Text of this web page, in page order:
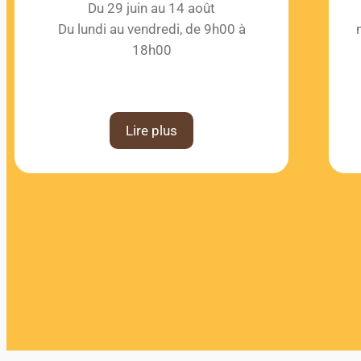
Du 29 juin au 14 août
Du lundi au vendredi, de 9h00 à
18h00
Lire plus